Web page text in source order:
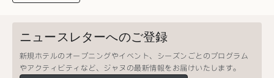
ニュースレターへのご登録
新規ホテルのオープニングやイベント、シーズンごとのプログラム
やアクティビティなど、ジャヌの最新情報をお届けいたします。